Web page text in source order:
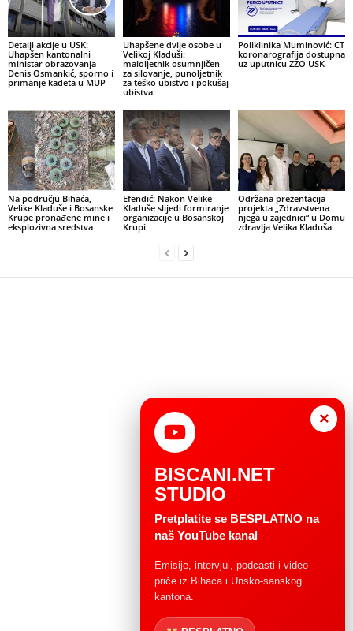
Detalji akcije u USK:
Uhapšen kantonalni
ministar obrazovanja
Denis Osmankić, sporno i
primanje kadeta u MUP
Uhapšene dvije osobe u
Velikoj Kladuši:
maloljetnik osumnjičen
za silovanje, punoljetnik
za teško ubistvo i pokušaj
ubistva
Poliklinika Muminović: CT
koronarografija dostupna
uz uputnicu ZZO USK
Na području Bihaća,
Velike Kladuše i Bosanske
Krupe pronađene mine i
eksplozivna sredstva
Efendić: Nakon Velike
Kladuše slijedi formiranje
organizacije u Bosanskoj
Krupi
Održana prezentacija
projekta „Zdravstvena
njega u zajednici“ u Domu
zdravlja Velika Kladuša
×
BISCANI.NET
STUDIO
Pretplatite se BESPLATNO na
naš YouTube kanal
Emisije, intervjui, podcasti i video
priče iz Bihaća i Unsko-sanskog
kantona.